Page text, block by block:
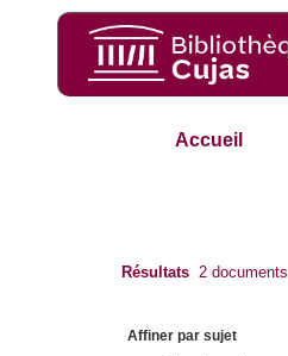
Accueil
Résultats 2 documents
Affiner par sujet